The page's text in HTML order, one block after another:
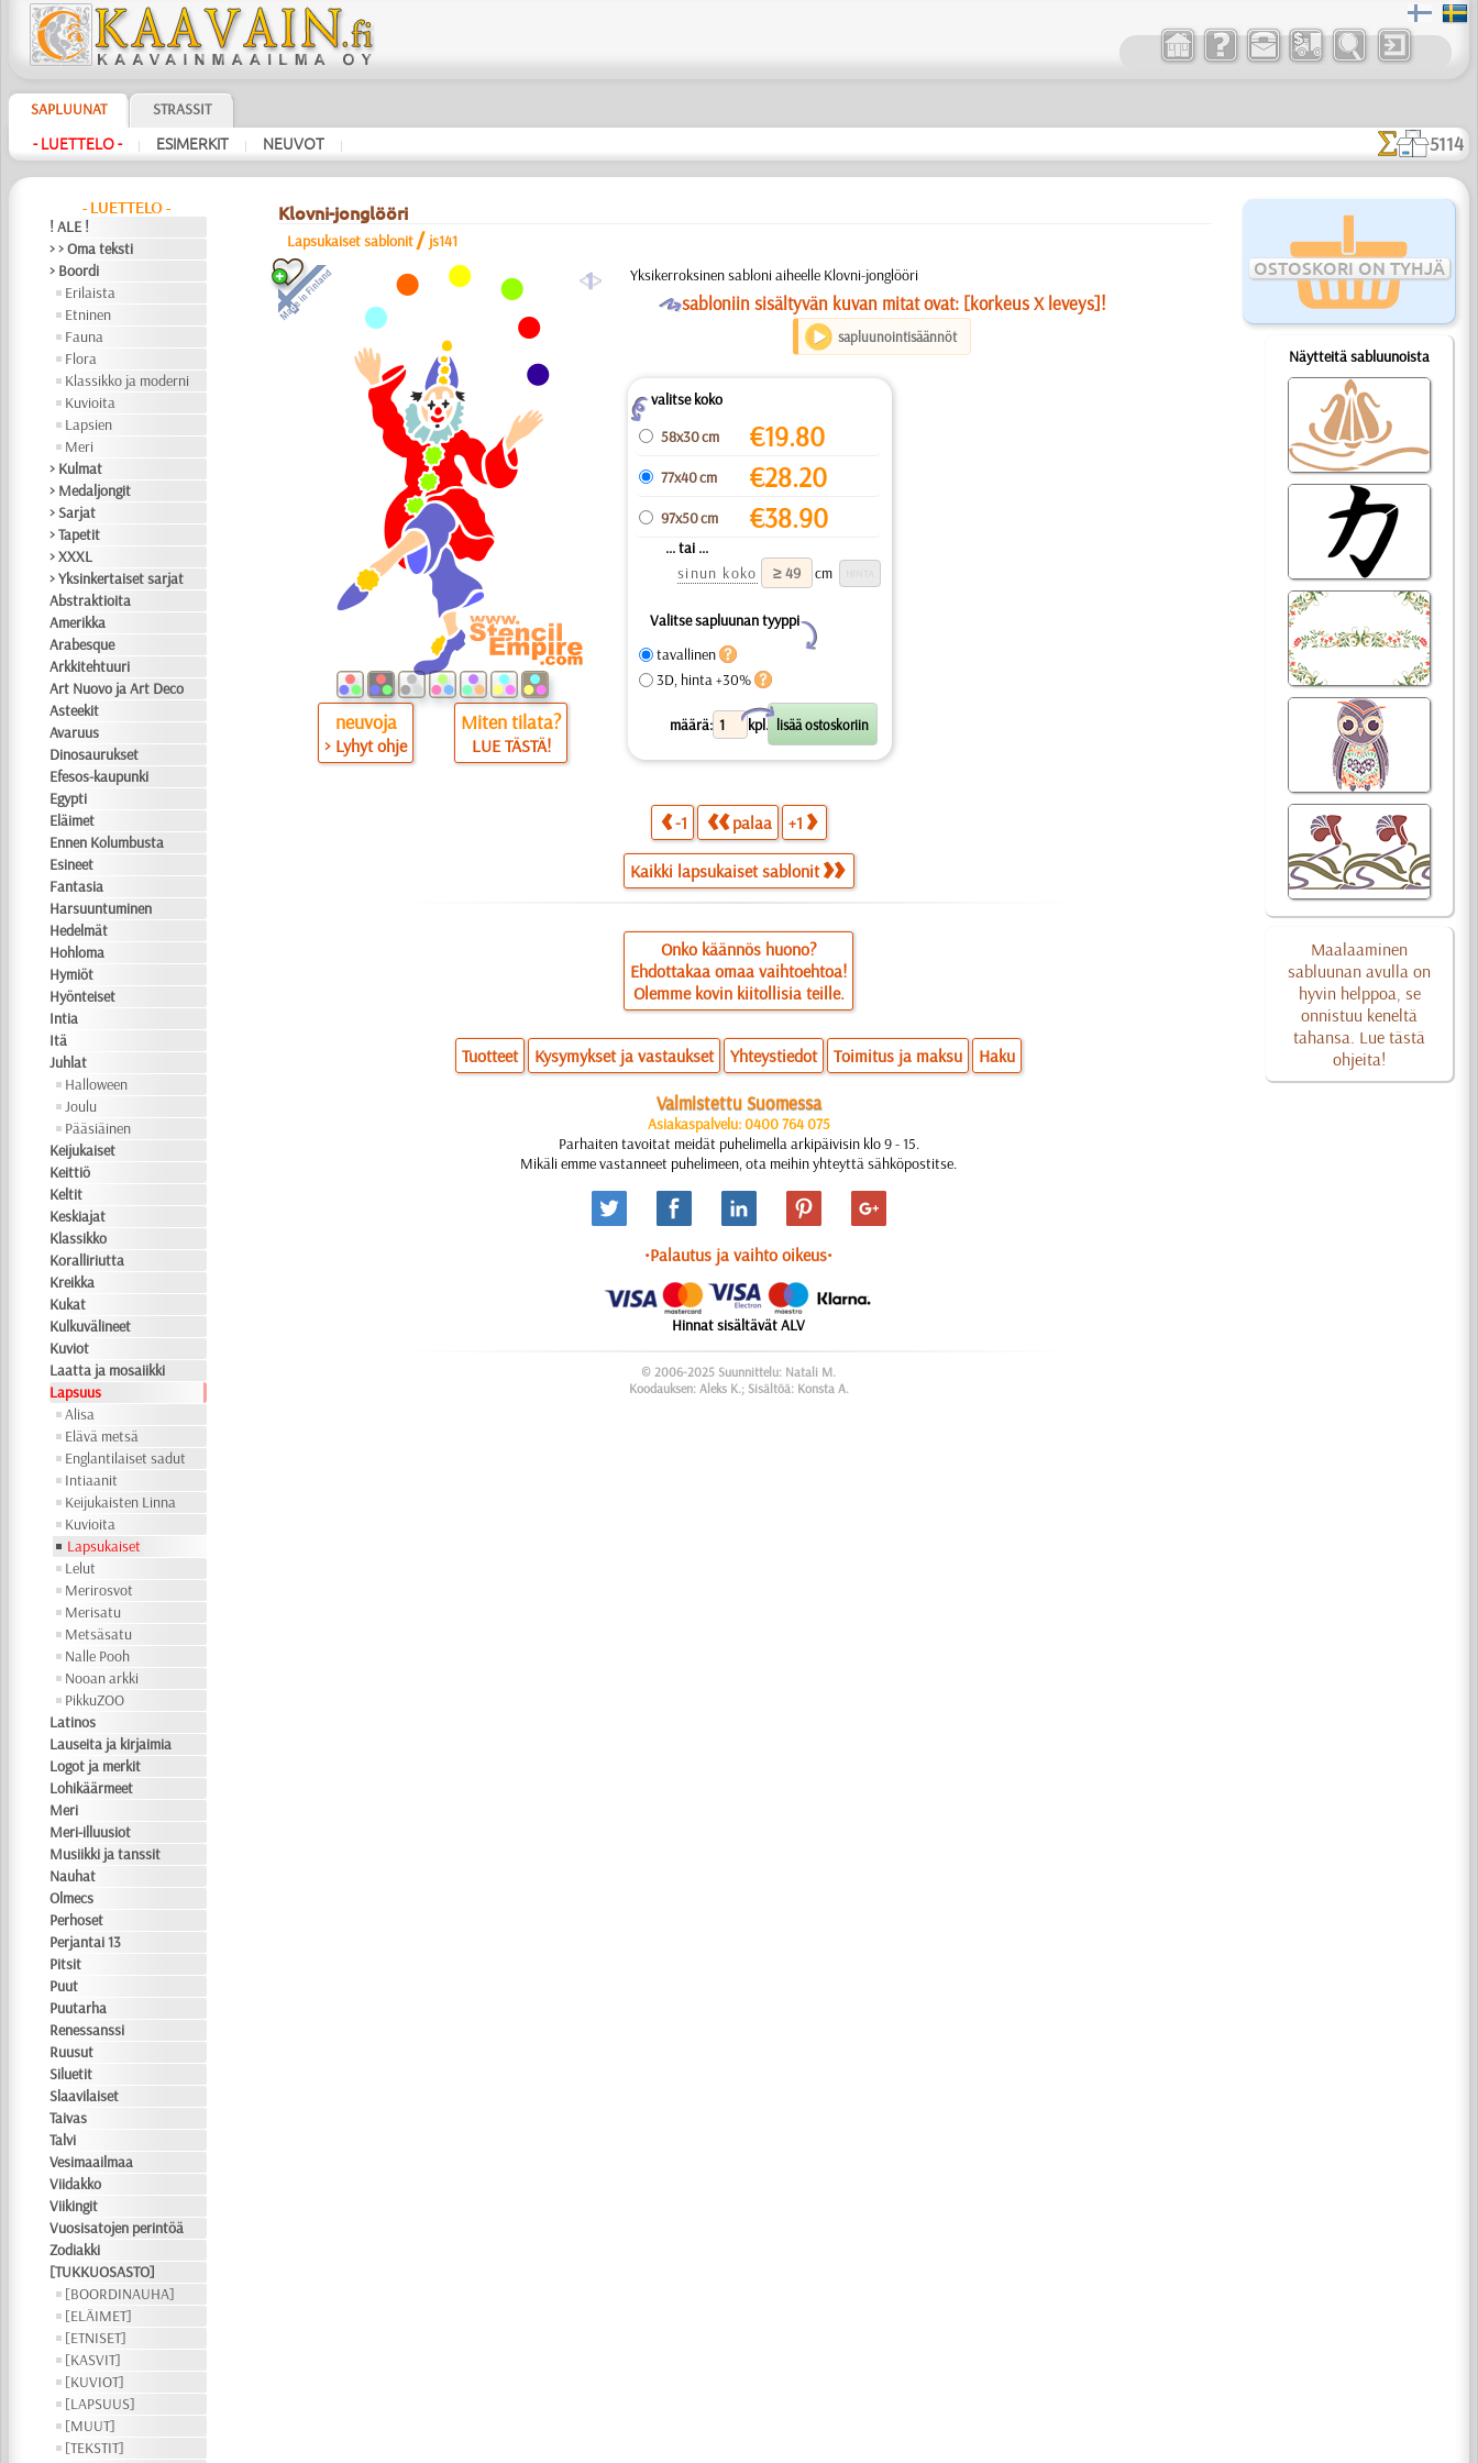
SAPLUUNAT STRASSIT
- LUETTELO - | ESIMERKIT | NEUVOT | 5114
- LUETTELO -
! ALE !
> > Oma teksti
> Boordi
Erilaista
Etninen
Fauna
Flora
Klassikko ja moderni
Kuvioita
Lapsien
Meri
> Kulmat
> Medaljongit
> Sarjat
> Tapetit
> XXXL
> Yksinkertaiset sarjat
Abstraktioita
Amerikka
Arabesque
Arkkitehtuuri
Art Nuovo ja Art Deco
Asteekit
Avaruus
Dinosaurukset
Efesos-kaupunki
Egypti
Eläimet
Ennen Kolumbusta
Esineet
Fantasia
Harsuuntuminen
Hedelmät
Hohloma
Hymiöt
Hyönteiset
Intia
Itä
Juhlat
Halloween
Joulu
Pääsiäinen
Keijukaiset
Keittiö
Keltit
Keskiajat
Klassikko
Koralliriutta
Kreikka
Kukat
Kulkuvälineet
Kuviot
Laatta ja mosaiikki
Lapsuus
Alisa
Elävä metsä
Englantilaiset sadut
Intiaanit
Keijukaisten Linna
Kuvioita
Lapsukaiset
Lelut
Merirosvot
Merisatu
Metsäsatu
Nalle Pooh
Nooan arkki
PikkuZOO
Latinos
Lauseita ja kirjaimia
Logot ja merkit
Lohikäärmeet
Meri
Meri-illuusiot
Musiikki ja tanssit
Nauhat
Olmecs
Perhoset
Perjantai 13
Pitsit
Puut
Puutarha
Renessanssi
Ruusut
Siluetit
Slaavilaiset
Taivas
Talvi
Vesimaailmaa
Viidakko
Viikingit
Vuosisatojen perintöä
Zodiakki
[TUKKUOSASTO]
[BOORDINAUHA]
[ELÄIMET]
[ETNISET]
[KASVIT]
[KUVIOT]
[LAPSUUS]
[MUUT]
[TEKSTIT]
OSTOSKORI ON TYHJÄ
Näytteitä sabluunoista
Maalaaminen
sabluunan avulla on
hyvin helppoa, se
onnistuu keneltä
tahansa. Lue tästä
ohjeita!
Klovni-jonglööri
Lapsukaiset sablonit / js141
a
neuvoja
> Lyhyt ohje
Miten tilata?
LUE TÄSTÄ!
Yksikerroksinen sabloni aiheelle Klovni-jonglööri
Osabloniin sisältyvän kuvan mitat ovat: [korkeus X leveys]!
sapluunointisäännöt
Zvalitse koko
58x30 cm
€19.80
77x40 cm €28.20
97x50 cm €38.90
... tai ...
sinun koko
cm
Valitse sapluunan tyyppi
Y
tavallinen
3D, hinta +30%
määrä: kpl.
X
-1 palaa +1
Kaikki lapsukaiset sablonit
Onko käännös huono?
Ehdottakaa omaa vaihtoehtoa!
Olemme kovin kiitollisia teille.
Tuotteet Kysymykset ja vastaukset Yhteystiedot Toimitus ja maksu Haku
Valmistettu Suomessa
Asiakaspalvelu: 0400 764 075
Parhaiten tavoitat meidät puhelimella arkipäivisin klo 9 - 15.
Mikäli emme vastanneet puhelimeen, ota meihin yhteyttä sähköpostitse.
•Palautus ja vaihto oikeus•
Hinnat sisältävät ALV
© 2006-2025 Suunnittelu: Natali M.
Koodauksen: Aleks K.; Sisältöä: Konsta A.